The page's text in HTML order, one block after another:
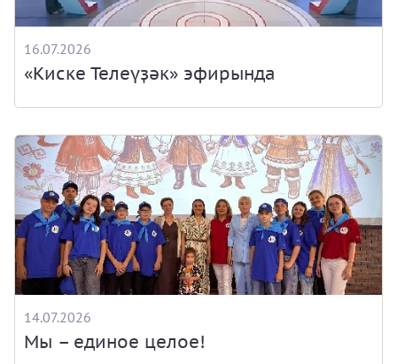
16.07.2026
«Киске Телеүҙәк» эфирында
14.07.2026
Мы – единое целое!